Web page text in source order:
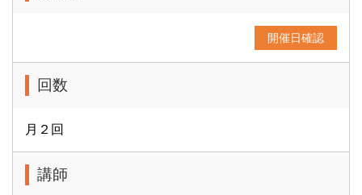
開催日確認
回数
月２回
講師